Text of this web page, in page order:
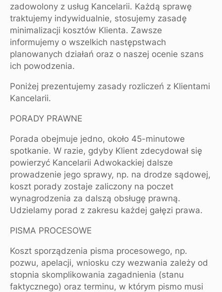
zadowolony z usług Kancelarii. Każdą sprawę
traktujemy indywidualnie, stosujemy zasadę
minimalizacji kosztów Klienta. Zawsze
informujemy o wszelkich następstwach
planowanych działań oraz o naszej ocenie szans
ich powodzenia.
Poniżej prezentujemy zasady rozliczeń z Klientami
Kancelarii.
PORADY PRAWNE
Porada obejmuje jedno, około 45-minutowe
spotkanie. W razie, gdyby Klient zdecydował się
powierzyć Kancelarii Adwokackiej dalsze
prowadzenie jego sprawy, np. na drodze sądowej,
koszt porady zostaje zaliczony na poczet
wynagrodzenia za dalszą obsługę prawną.
Udzielamy porad z zakresu każdej gałęzi prawa.
PISMA PROCESOWE
Koszt sporządzenia pisma procesowego, np.
pozwu, apelacji, wniosku czy wezwania zależy od
stopnia skomplikowania zagadnienia (stanu
faktycznego) oraz terminu, w którym pismo musi